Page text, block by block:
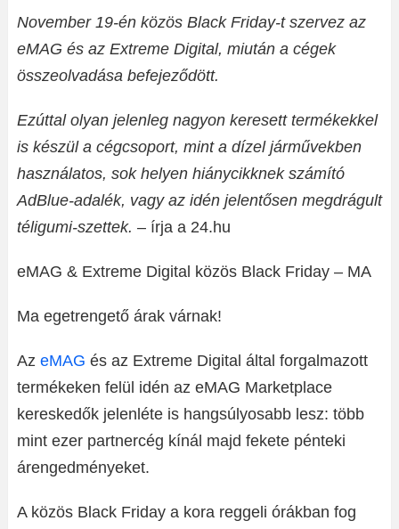
November 19-én közös Black Friday-t szervez az
eMAG és az Extreme Digital, miután a cégek
összeolvadása befejeződött.
Ezúttal olyan jelenleg nagyon keresett termékekkel
is készül a cégcsoport, mint a dízel járművekben
használatos, sok helyen hiánycikknek számító
AdBlue-adalék, vagy az idén jelentősen megdrágult
téligumi-szettek. – írja a 24.hu
eMAG & Extreme Digital közös Black Friday – MA
Ma egetrengető árak várnak!
Az eMAG és az Extreme Digital által forgalmazott
termékeken felül idén az eMAG Marketplace
kereskedők jelenléte is hangsúlyosabb lesz: több
mint ezer partnercég kínál majd fekete pénteki
árengedményeket.
A közös Black Friday a kora reggeli órákban fog